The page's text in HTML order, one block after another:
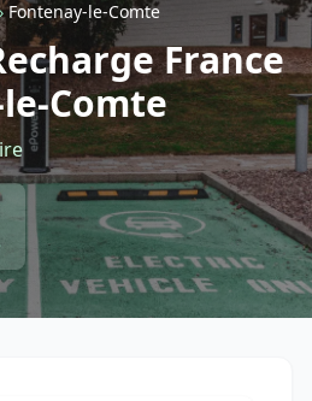
Fontenay-le-Comte
France
Comte